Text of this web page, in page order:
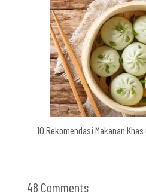
10 Rekomendasi Makanan
48 Comments